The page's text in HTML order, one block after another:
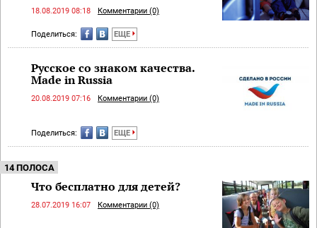
18.08.2019 08:18 Комментарии (0)
Поделиться: ЕЩЕ
Русское со знаком качества.
Made in Russia
20.08.2019 07:16 Комментарии (0)
Поделиться: ЕЩЕ
14 ПОЛОСА
Что бесплатно для детей?
28.07.2019 16:07 Комментарии (0)